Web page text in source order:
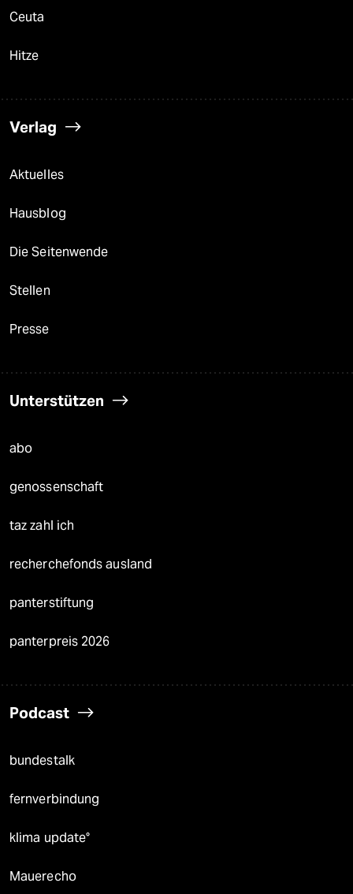
Ceuta
Hitze
Verlag
Aktuelles
Hausblog
Die Seitenwende
Stellen
Presse
Unterstützen
abo
genossenschaft
taz zahl ich
recherchefonds ausland
panterstiftung
panterpreis 2026
Podcast
bundestalk
fernverbindung
klima update°
Mauerecho